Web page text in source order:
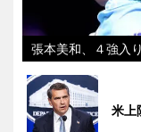
張本美和、４強入り
米上